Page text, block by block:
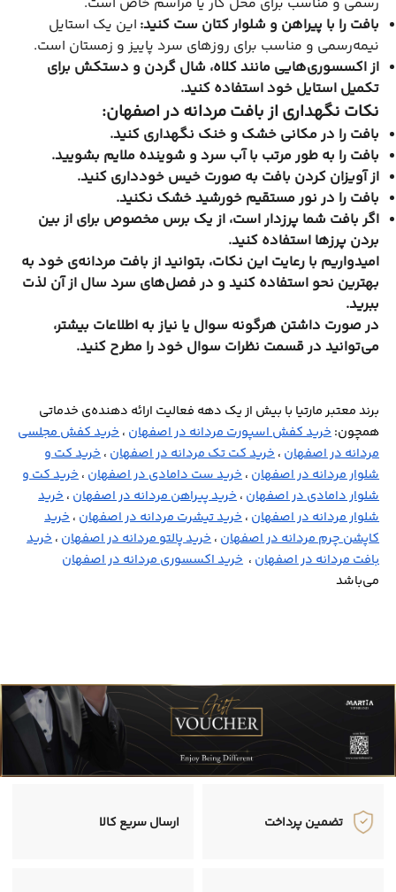
بافت را با پیراهن و شلوار کتان ست کنید: این یک استایل
نیمه‌رسمی و مناسب برای روزهای سرد پاییز و زمستان است.
از اکسسوری‌هایی مانند کلاه، شال گردن و دستکش برای
تکمیل استایل خود استفاده کنید.
نکات نگهداری از بافت مردانه در اصفهان:
بافت را در مکانی خشک و خنک نگهداری کنید.
بافت را به طور مرتب با آب سرد و شوینده ملایم بشویید.
از آویزان کردن بافت به صورت خیس خودداری کنید.
بافت را در نور مستقیم خورشید خشک نکنید.
اگر بافت شما پرزدار است، از یک برس مخصوص برای از بین
بردن پرزها استفاده کنید.
امیدواریم با رعایت این نکات، بتوانید از بافت مردانه‌ی خود به
بهترین نحو استفاده کنید و در فصل‌های سرد سال از آن لذت
ببرید.
در صورت داشتن هرگونه سوال یا نیاز به اطلاعات بیشتر،
می‌توانید در قسمت نظرات سوال خود را مطرح کنید.
برند معتبر مارتیا با بیش از یک دهه فعالیت ارائه دهنده‌ی خدماتی
همچون:خرید کفش اسپورت مردانه در اصفهان ،خرید کفش مجلسی
مردانه در اصفهان ،خرید کت تک مردانه در اصفهان ،خرید کت و
شلوار مردانه در اصفهان ،خرید ست دامادی در اصفهان ،خرید کت و
شلوار دامادی در اصفهان ،خرید پیراهن مردانه در اصفهان ،خرید
شلوار مردانه در اصفهان ،خرید تیشرت مردانه در اصفهان ،خرید
کاپشن چرم مردانه در اصفهان ،خرید پالتو مردانه در اصفهان ،خرید
بافت مردانه در اصفهان ، خرید اکسسوری مردانه در اصفهان
می‌باشد
تضمین پرداخت ارسال سریع کالا